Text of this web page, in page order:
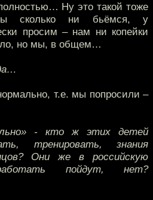
Ну это такой тоже
сколько ни бьёмся, у
просим – нам ни копейки
но мы, в общем…
т.е. мы попросили –
- кто ж этих детей
тренировать, знания
Они же в российскую
пойдут, нет?